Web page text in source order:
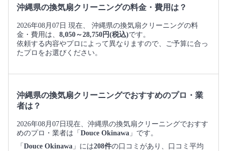
沖縄県の換気扇クリーニングの料金・費用は？
2026年08月07日 現在、 沖縄県の換気扇クリーニングの料
金・費用は、 8,050～28,750円(税込)です。
依頼する内容やプロによって異なりますので、ご予算に合っ
たプロをお選びください。
沖縄県の換気扇クリーニングでおすすめのプロ・業
者は？
2026年08月07日現在、沖縄県の換気扇クリーニングでおすす
めのプロ・業者は「 Douce Okinawa 」です。
「 Douce Okinawa 」には208件の口コミがあり、口コミ平均